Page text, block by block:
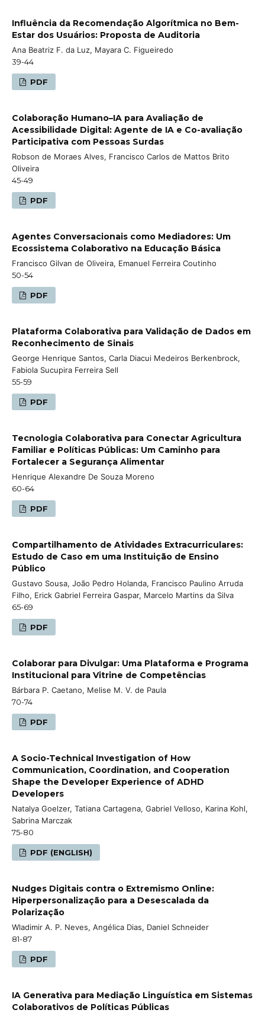
Influência da Recomendação Algorítmica no Bem-
Estar dos Usuários: Proposta de Auditoria
Ana Beatriz F. da Luz, Mayara C. Figueiredo
39-44
PDF
Colaboração Humano–IA para Avaliação de
Acessibilidade Digital: Agente de IA e Co-avaliação
Participativa com Pessoas Surdas
Robson de Moraes Alves, Francisco Carlos de Mattos Brito
Oliveira
45-49
PDF
Agentes Conversacionais como Mediadores: Um
Ecossistema Colaborativo na Educação Básica
Francisco Gilvan de Oliveira, Emanuel Ferreira Coutinho
50-54
PDF
Plataforma Colaborativa para Validação de Dados em
Reconhecimento de Sinais
George Henrique Santos, Carla Diacui Medeiros Berkenbrock,
Fabiola Sucupira Ferreira Sell
55-59
PDF
Tecnologia Colaborativa para Conectar Agricultura
Familiar e Políticas Públicas: Um Caminho para
Fortalecer a Segurança Alimentar
Henrique Alexandre De Souza Moreno
60-64
PDF
Compartilhamento de Atividades Extracurriculares:
Estudo de Caso em uma Instituição de Ensino
Público
Gustavo Sousa, João Pedro Holanda, Francisco Paulino Arruda
Filho, Erick Gabriel Ferreira Gaspar, Marcelo Martins da Silva
65-69
PDF
Colaborar para Divulgar: Uma Plataforma e Programa
Institucional para Vitrine de Competências
Bárbara P. Caetano, Melise M. V. de Paula
70-74
PDF
A Socio-Technical Investigation of How
Communication, Coordination, and Cooperation
Shape the Developer Experience of ADHD
Developers
Natalya Goelzer, Tatiana Cartagena, Gabriel Velloso, Karina Kohl,
Sabrina Marczak
75-80
PDF (ENGLISH)
Nudges Digitais contra o Extremismo Online:
Hiperpersonalização para a Desescalada da
Polarização
Wladimir A. P. Neves, Angélica Dias, Daniel Schneider
81-87
PDF
IA Generativa para Mediação Linguística em Sistemas
Colaborativos de Políticas Públicas